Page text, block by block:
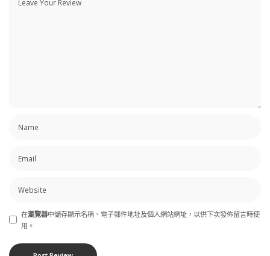
在瀏覽器中儲存顯示名稱、電子郵件地址及個人網站網址，以供下次發佈留言時使
用。